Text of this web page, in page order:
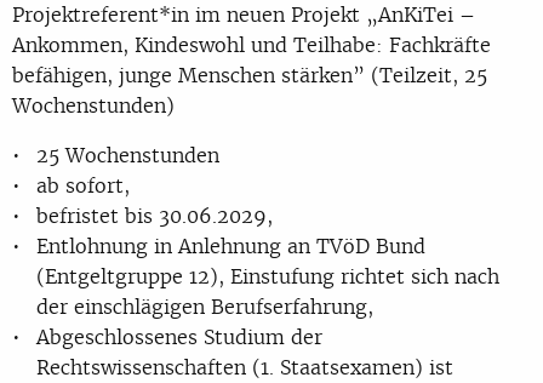
Projektreferent*in im neuen Projekt „AnKiTei –
Ankommen, Kindeswohl und Teilhabe: Fachkräfte
befähigen, junge Menschen stärken” (Teilzeit, 25
Wochenstunden)
25 Wochenstunden
ab sofort,
befristet bis 30.06.2029,
Entlohnung in Anlehnung an TVöD Bund
(Entgeltgruppe 12), Einstufung richtet sich nach
der einschlägigen Berufserfahrung,
Abgeschlossenes Studium der
Rechtswissenschaften (1. Staatsexamen) ist